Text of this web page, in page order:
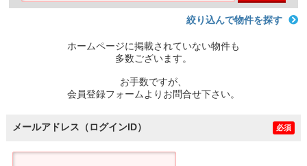
絞り込んで物件を探す
ホームページに掲載されていない物件も
多数ございます。
お手数ですが、
会員登録フォームよりお問合せ下さい。
メールアドレス（ログインID） 必須